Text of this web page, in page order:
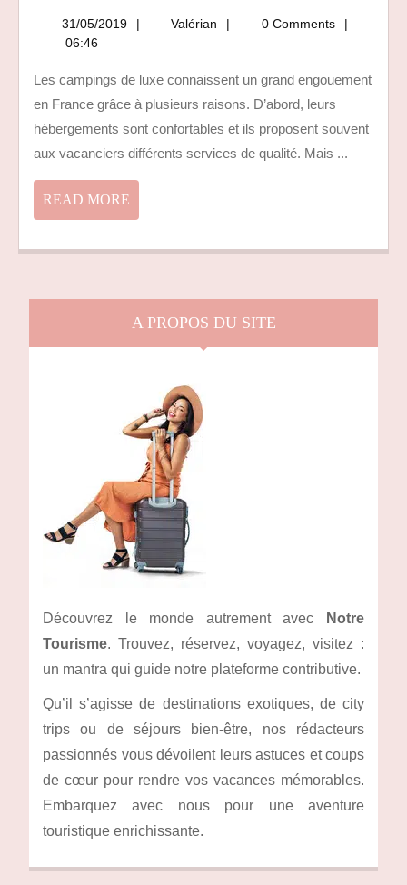
VACANCES
CAMPINGS
DE
LUXE
EN
31/05/2019 31/05/2019
Valérian Valérian0 Comments
06:46
Les campings de luxe connaissent un grand engouement
en France grâce à plusieurs raisons. D’abord, leurs
hébergements sont confortables et ils proposent souvent
aux vacanciers différents services de qualité. Mais ...
READ MORE
MORE
A PROPOS DU SITE
Découvrez le monde autrement avec
Notre
Tourisme. Trouvez, réservez, voyagez, visitez :
un mantra qui guide notre plateforme contributive.
Qu’il s’agisse de destinations exotiques, de city
trips ou de séjours bien-être, nos rédacteurs
passionnés vous dévoilent leurs astuces et coups
de cœur pour rendre vos vacances mémorables.
Embarquez avec nous pour une aventure
touristique enrichissante.